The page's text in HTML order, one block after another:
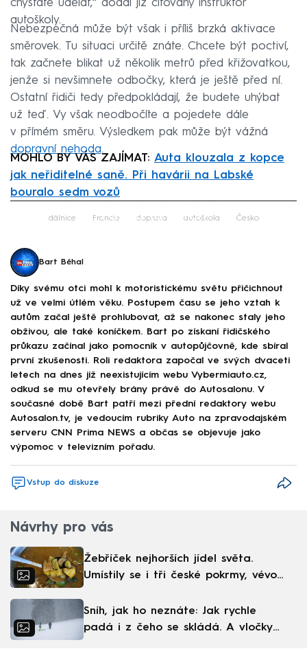
chystáte udělat,“ dodal již citovaný instruktor
autoškoly.
Nebezpečná může být však i příliš brzká aktivace
směrovek. Tu situaci určitě znáte. Chcete být poctiví,
tak začnete blikat už několik metrů před křižovatkou,
jenže si nevšimnete odbočky, která je ještě před ní.
Ostatní řidiči tedy předpokládají, že budete uhýbat
už teď. Vy však neodbočíte a pojedete dále
v přímém směru. Výsledkem pak může být vážná
dopravní nehoda.
MOHLO BY VÁS ZAJÍMAT: Auta klouzala z kopce
jak neřiditelné saně. Při havárii na Labské
bouralo sedm vozů
Failed to fetch
dálnice Francie doprava autoškola Česko
Bart Běhal
Díky svému otci mohl k motoristickému světu přičichnout
už ve velmi útlém věku. Postupem času se jeho vztah k
autům začal ještě prohlubovat, až se nakonec staly jeho
obživou, ale také koníčkem. Bart po získaní řidičského
průkazu začínal jako pomocník v autopůjčovně, kde sbíral
první zkušenosti. Roli redaktora započal ve svých dvaceti
letech na dnes již neexistujícím webu Vybermiauto.cz,
odkud se mu otevřely brány právě do Autosalonu. V
současné době Bart patří mezi přední redaktory webu
Autosalon.tv, je vedoucím rubriky Auto na zpravodajském
serveru CNN Prima NEWS a občas se objevuje jako
výpomoc v televizním pořadu.
Vstup do diskuze
Návrhy pro vás
Žebříček nejhorších jídel světa.
Umístily se i tři české pokrmy, vévodí
Sníh, jak ho neznáte: Jak rychle
padá i z čeho se skládá. A vločky